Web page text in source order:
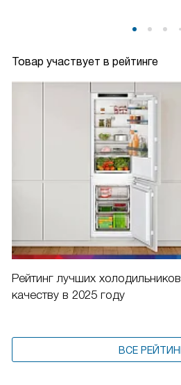
Товар участвует в рейтинге
Рейтинг лучших
качеству в 2025 году
ВСЕ